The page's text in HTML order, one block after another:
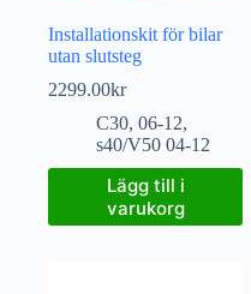
Installationskit för bilar
utan slutsteg
2299.00kr
C30, 06-12,
s40/V50 04-12
Lägg till i
varukorg